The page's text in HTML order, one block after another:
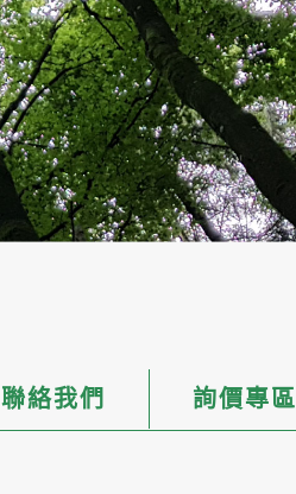
聯絡我們 詢價專區